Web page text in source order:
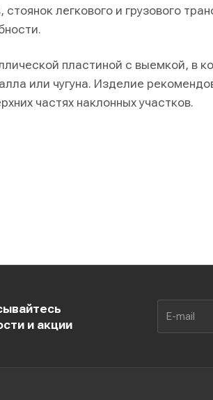
легкового и грузового
пластиной с выемкой, в
или чугуна. Изделие
частях наклонных участков.
и акции